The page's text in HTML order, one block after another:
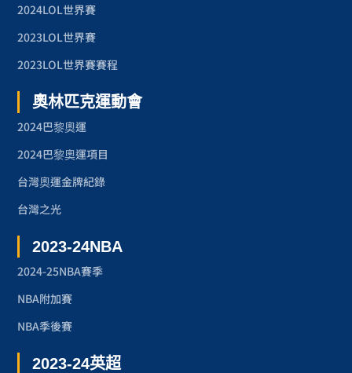
2024LOL世界賽
2023LOL世界賽
2023LOL世界賽賽程
奧林匹克運動會
2024巴黎奧運
2024巴黎奧運項目
台灣奧運金牌紀錄
台灣之光
2023-24NBA
2024-25NBA賽季
NBA附加賽
NBA季後賽
2023-24英超